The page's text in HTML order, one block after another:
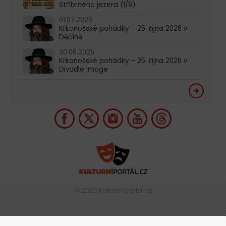
Stříbrného jezera (1/8)
01.07.2026
Krkonošské pohádky – 25. října 2026 v
Děčíně
30.06.2026
Krkonošské pohádky – 25. října 2026 v
Divadle Image
© 2026 Kulturní portál.cz